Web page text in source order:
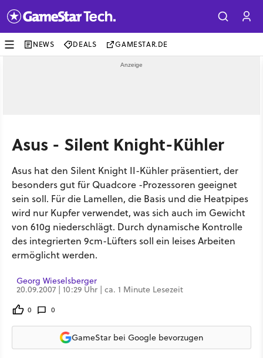
NEWS DEALS GAMESTAR.DE
Asus - Silent Knight-Kühler
Asus hat den Silent Knight II-Kühler präsentiert, der
besonders gut für Quadcore -Prozessoren geeignet
sein soll. Für die Lamellen, die Basis und die Heatpipes
wird nur Kupfer verwendet, was sich auch im Gewicht
von 610g niederschlägt. Durch dynamische Kontrolle
des integrierten 9cm-Lüfters soll ein leises Arbeiten
ermöglicht werden.
Georg Wieselsberger
20.09.2007 | 10:29 Uhr | ca. 1 Minute Lesezeit
0 0
GameStar bei Google bevorzugen